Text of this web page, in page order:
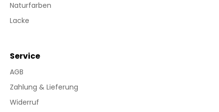
Naturfarben
Lacke
Service
AGB
Zahlung & Lieferung
Widerruf